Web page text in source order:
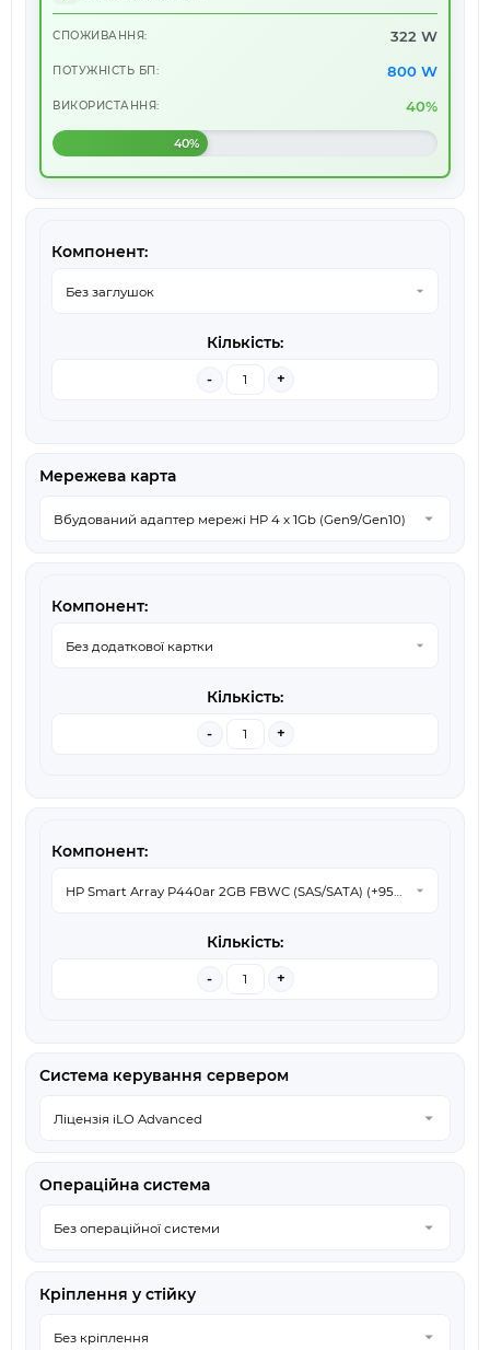
СПОЖИВАННЯ: 322 W
ПОТУЖНІСТЬ БП: 800 W
ВИКОРИСТАННЯ: 40%
40%
- +
Мережева карта
- +
- +
Система керування сервером
Операційна система
Кріплення у стійку